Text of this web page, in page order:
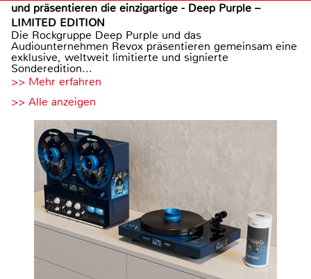
und präsentieren die einzigartige - Deep Purple –
LIMITED EDITION
Die Rockgruppe Deep Purple und das
Audiounternehmen Revox präsentieren gemeinsam eine
exklusive, weltweit limitierte und signierte
Sonderedition...
>> Mehr erfahren
>> Alle anzeigen